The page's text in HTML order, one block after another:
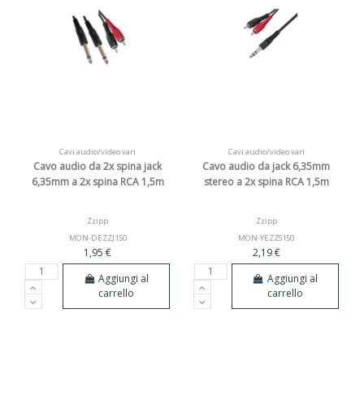
Cavi audio/video vari
Cavo audio da 2x spina jack
6,35mm a 2x spina RCA 1,5m
Zzipp
MON-DEZZJ150
1,95 €
Aggiungi al
carrello
Cavi audio/video vari
Cavo audio da jack 6,35mm
stereo a 2x spina RCA 1,5m
Zzipp
MON-YEZZS150
2,19 €
Aggiungi al
carrello